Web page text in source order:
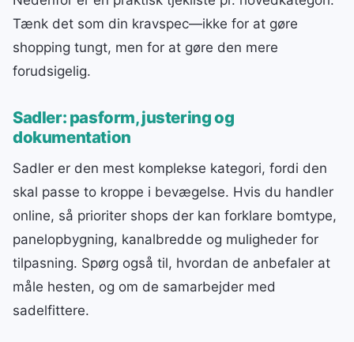
Tænk det som din kravspec—ikke for at gøre
shopping tungt, men for at gøre den mere
forudsigelig.
Sadler: pasform, justering og
dokumentation
Sadler er den mest komplekse kategori, fordi den
skal passe to kroppe i bevægelse. Hvis du handler
online, så prioriter shops der kan forklare bomtype,
panelopbygning, kanalbredde og muligheder for
tilpasning. Spørg også til, hvordan de anbefaler at
måle hesten, og om de samarbejder med
sadelfittere.